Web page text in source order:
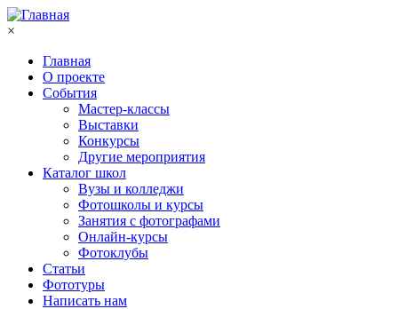
Перейти к основному содержанию
×
Главная
О проекте
События
Мастер-классы
Выставки
Конкурсы
Другие мероприятия
Каталог школ
Вузы и колледжи
Фотошколы и курсы
Занятия с фотографами
Онлайн-курсы
Фотоклубы
Статьи
Фототуры
Написать нам